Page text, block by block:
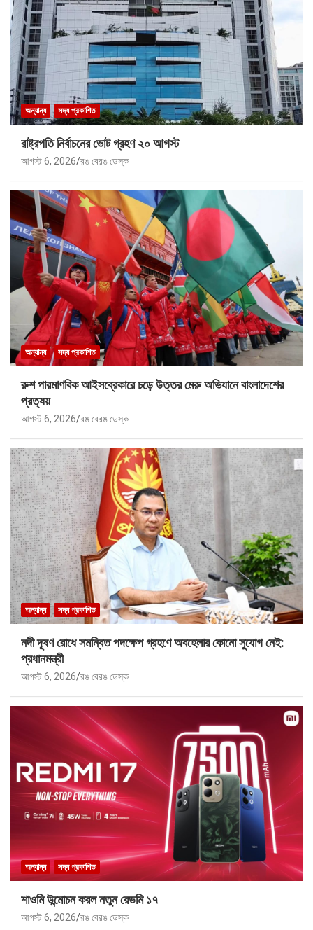
অন্যান্য সদ্য প্রকাশিত
রাষ্ট্রপতি নির্বাচনের ভোট গ্রহণ ২০ আগস্ট
আগস্ট 6, 2026 রঙ বেরঙ ডেস্ক
অন্যান্য সদ্য প্রকাশিত
রুশ পারমাণবিক আইসব্রেকারে চড়ে উত্তর মেরু অভিযানে বাংলাদেশের
প্রত্যয়
আগস্ট 6, 2026 রঙ বেরঙ ডেস্ক
অন্যান্য সদ্য প্রকাশিত
নদী দূষণ রোধে সমন্বিত পদক্ষেপ গ্রহণে অবহেলার কোনো সুযোগ নেই:
প্রধানমন্ত্রী
আগস্ট 6, 2026 রঙ বেরঙ ডেস্ক
অন্যান্য সদ্য প্রকাশিত
শাওমি উন্মোচন করল নতুন রেডমি ১৭
আগস্ট 6, 2026 রঙ বেরঙ ডেস্ক